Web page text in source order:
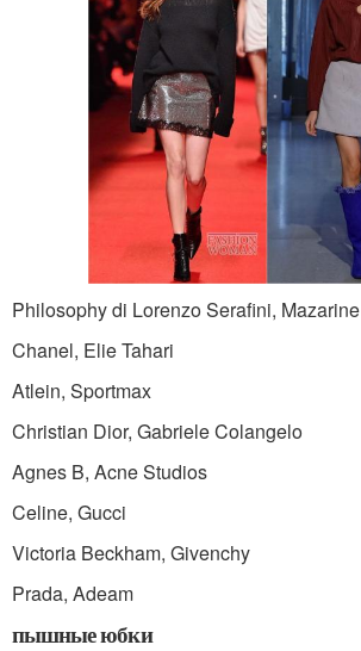
Philosophy di Lorenzo Serafini, Mazarine
Chanel, Elie Tahari
Atlein, Sportmax
Christian Dior, Gabriele Colangelo
Agnes B, Acne Studios
Celine, Gucci
Victoria Beckham, Givenchy
Prada, Adeam
пышные юбки